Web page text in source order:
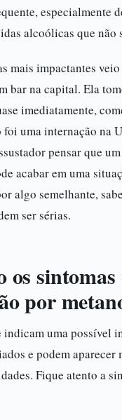
especialmente
alcoólicas que não
mais impactantes
bar na capital. Ela
imediatamente,
foi uma internação na
pensar que
acabar em uma
algo semelhante,
ser sérias.
os
por
indicam uma possível
e podem aparecer
Fique atento a